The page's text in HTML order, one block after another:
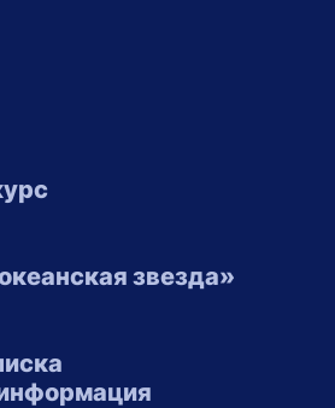
звезда»